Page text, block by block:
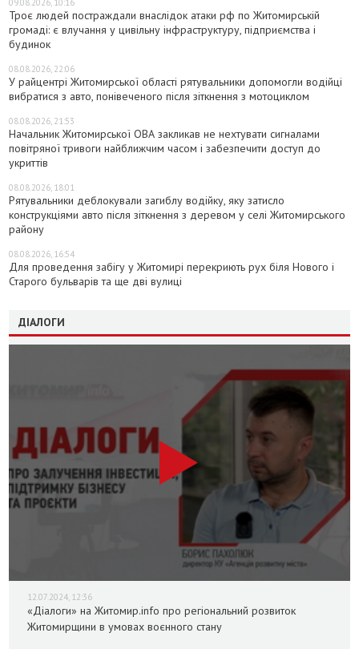
Троє людей постраждали внаслідок атаки рф по Житомирській
громаді: є влучання у цивільну інфраструктуру, підприємства і
будинок
08.08.2026, 22:06
У райцентрі Житомирської області рятувальники допомогли водійці
вибратися з авто, понівеченого після зіткнення з мотоциклом
08.08.2026, 21:53
Начальник Житомирської ОВА закликав не нехтувати сигналами
повітряної тривоги найближчим часом і забезпечити доступ до
укриттів
08.08.2026, 18:01
Рятувальники деблокували загиблу водійку, яку затисло
конструкціями авто після зіткнення з деревом у селі Житомирського
району
08.08.2026, 16:54
Для проведення забігу у Житомирі перекриють рух біля Нового і
Старого бульварів та ще дві вулиці
ДІАЛОГИ
12.07.2024, 12:36
«Діалоги» на Житомир.info про регіональний розвиток
Житомирщини в умовах воєнного стану